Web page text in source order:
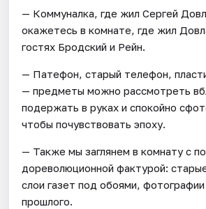
— Коммуналка, где жил Сергей
окажетесь в комнате, где жил
гостях Бродский и Рейн.
— Патефон, старый телефон,
— предметы можно рассмотреть
подержать в руках и спокойно
чтобы почувствовать эпоху.
— Также мы заглянем в комнату с
дореволюционной фактурой:
слои газет под обоями,
прошлого.